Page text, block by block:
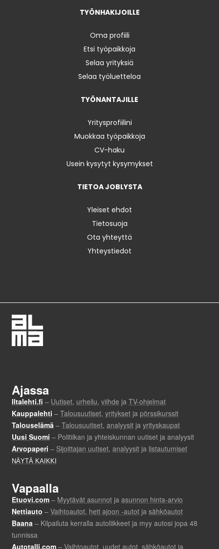
TYÖNHAKIJOILLE
Oma profiili
Etsi työpaikkoja
Selaa yrityksiä
Selaa työluetteloa
TYÖNANTAJILLE
Yritysprofiilini
Muokkaa työpaikkoja
CV-haku
Usein kysytyt kysymykset
TIETOA JOBLYSTA
Yleiset ehdot
Tietosuoja
Ota yhteyttä
Yhteystiedot